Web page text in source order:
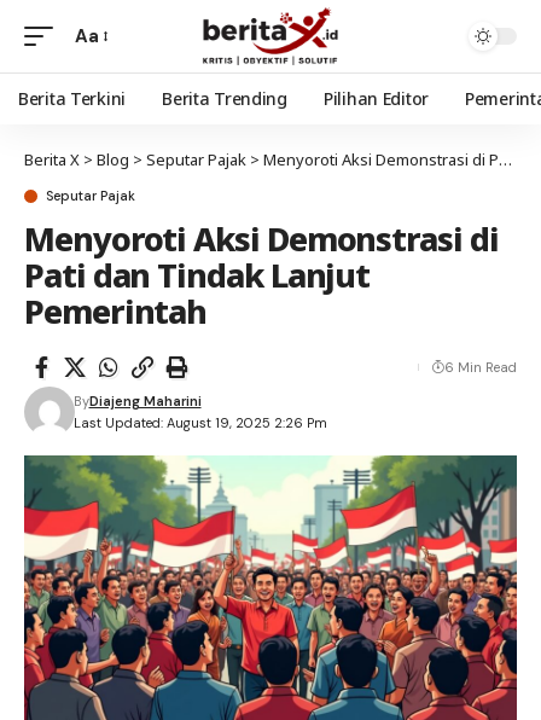
Aa
Berita Terkini Berita Trending Pilihan Editor
Berita X > Blog > Seputar Pajak > Menyoroti Aksi Demonstrasi di Pati dan Tindak Lanjut Pemerintah
Seputar Pajak
Menyoroti Aksi Demonstrasi di
Pati dan Tindak Lanjut
Pemerintah
Last Updated: August 19, 2025 2:26 Pm
ByDiajeng Maharini
6 Min Read